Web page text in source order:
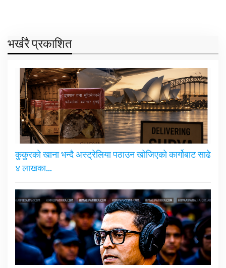
भर्खरै प्रकाशित
कुकुरको खाना भन्दै अस्ट्रेलिया पठाउन खोजिएको कार्गोबाट साढे
४ लाखका…